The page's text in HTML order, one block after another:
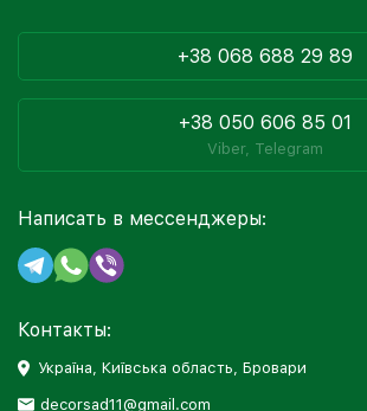
+38 068 688 29 89
+38 050 606 85 01
Viber, Telegram
Написать в мессенджеры:
Контакты:
Україна, Київська область, Бровари
decorsad11@gmail.com